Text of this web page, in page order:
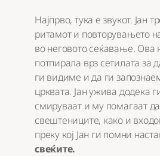
Најпрво, тука е звукот. Јан
ритамот и повторувањето
во неговото сеќавање. Ова
потпирала врз сетилата
ги видиме и да ги
црквата. Јан ужива додека
смируваат и му помагаат
свештениците, како и
преку кој Јан ги помни
свеќите.